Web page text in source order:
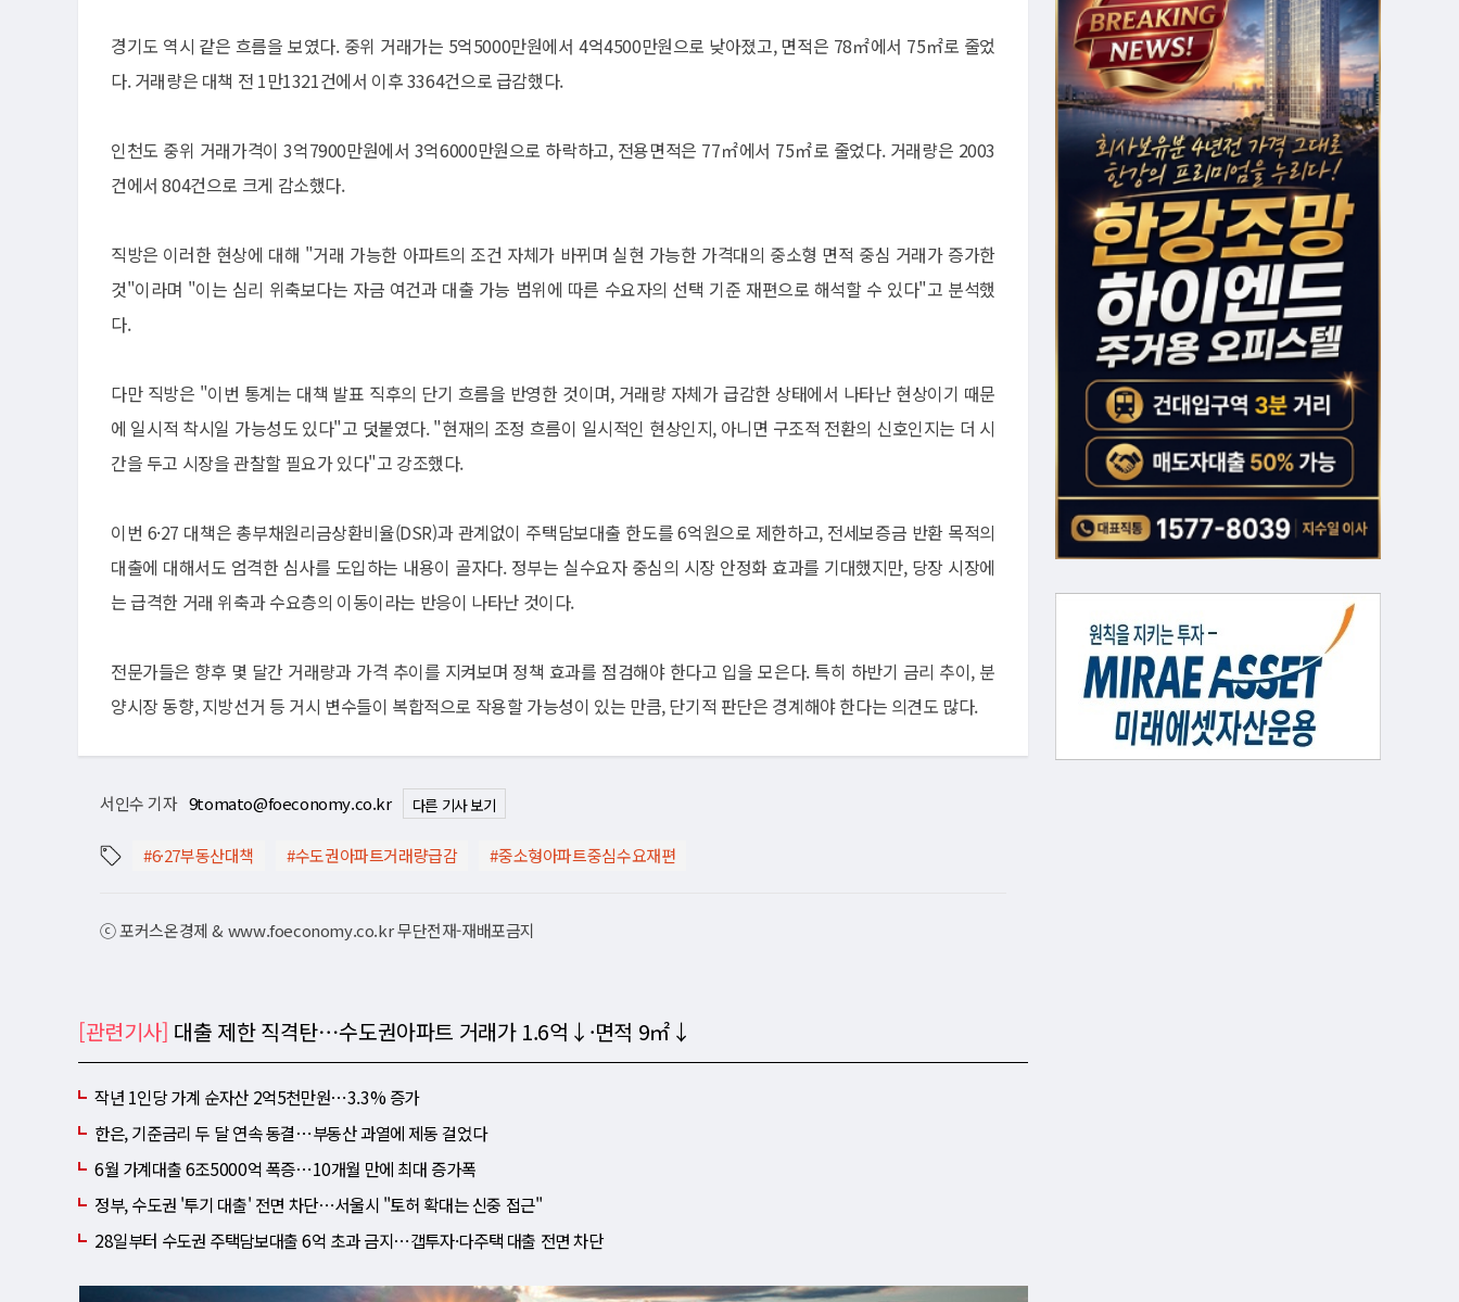
경기도 역시 같은 흐름을 보였다. 중위 거래가는 5억5000만원에서 4억4500만원으로 낮아졌고, 면적은 78㎡에서 75㎡로 줄었
다. 거래량은 대책 전 1만1321건에서 이후 3364건으로 급감했다.
인천도 중위 거래가격이 3억7900만원에서 3억6000만원으로 하락하고, 전용면적은 77㎡에서 75㎡로 줄었다. 거래량은 2003
건에서 804건으로 크게 감소했다.
직방은 이러한 현상에 대해 "거래 가능한 아파트의 조건 자체가 바뀌며 실현 가능한 가격대의 중소형 면적 중심 거래가 증가한
것"이라며 "이는 심리 위축보다는 자금 여건과 대출 가능 범위에 따른 수요자의 선택 기준 재편으로 해석할 수 있다"고 분석했
다.
다만 직방은 "이번 통계는 대책 발표 직후의 단기 흐름을 반영한 것이며, 거래량 자체가 급감한 상태에서 나타난 현상이기 때문
에 일시적 착시일 가능성도 있다"고 덧붙였다. "현재의 조정 흐름이 일시적인 현상인지, 아니면 구조적 전환의 신호인지는 더 시
간을 두고 시장을 관찰할 필요가 있다"고 강조했다.
이번 6·27 대책은 총부채원리금상환비율(DSR)과 관계없이 주택담보대출 한도를 6억원으로 제한하고, 전세보증금 반환 목적의
대출에 대해서도 엄격한 심사를 도입하는 내용이 골자다. 정부는 실수요자 중심의 시장 안정화 효과를 기대했지만, 당장 시장에
는 급격한 거래 위축과 수요층의 이동이라는 반응이 나타난 것이다.
전문가들은 향후 몇 달간 거래량과 가격 추이를 지켜보며 정책 효과를 점검해야 한다고 입을 모은다. 특히 하반기 금리 추이, 분
양시장 동향, 지방선거 등 거시 변수들이 복합적으로 작용할 가능성이 있는 만큼, 단기적 판단은 경계해야 한다는 의견도 많다.
서인수 기자 9tomato@foeconomy.co.kr 다른 기사 보기
#6·27부동산대책 #수도권아파트거래량급감 #중소형아파트중심수요재편
ⓒ 포커스온경제 & www.foeconomy.co.kr 무단전재-재배포금지
[관련기사] 대출 제한 직격탄⋯수도권아파트 거래가 1.6억↓·면적 9㎡↓
작년 1인당 가계 순자산 2억5천만원⋯3.3% 증가
한은, 기준금리 두 달 연속 동결⋯부동산 과열에 제동 걸었다
6월 가계대출 6조5000억 폭증⋯10개월 만에 최대 증가폭
정부, 수도권 '투기 대출' 전면 차단⋯서울시 "토허 확대는 신중 접근"
28일부터 수도권 주택담보대출 6억 초과 금지⋯갭투자·다주택 대출 전면 차단